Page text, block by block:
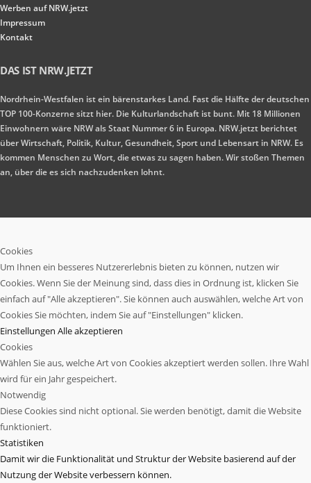
Werben auf NRW.jetzt
Impressum
Kontakt
DAS IST NRW.JETZT
Nordrhein-Westfalen ist ein bärenstarkes Land. Fast die Hälfte der deutschen
TOP 100-Konzerne sitzt hier. Die Kulturlandschaft ist bunt. Mit 18 Millionen
Einwohnern wäre NRW als Staat Nummer 6 in Europa. NRW.jetzt berichtet
über Wirtschaft, Politik, Kultur, Gesundheit, Sport und Lebensart in NRW. Es
kommen Menschen zu Wort, die etwas zu sagen haben. Wir stoßen Themen
an, über die es sich nachzudenken lohnt.
Cookies
Um Ihnen ein besseres Nutzererlebnis bieten zu können, nutzen wir
Cookies. Wenn Sie der Meinung sind, dass dies in Ordnung ist, klicken Sie
einfach auf "Alle akzeptieren". Sie können auch auswählen, welche Art von
Cookies Sie möchten, indem Sie auf "Einstellungen" klicken.
Einstellungen Alle akzeptieren
Cookies
Wählen Sie aus, welche Art von Cookies akzeptiert werden sollen. Ihre Wahl
wird für ein Jahr gespeichert.
Notwendig
Diese Cookies sind nicht optional. Sie werden benötigt, damit die Website
funktioniert.
Statistiken
Damit wir die Funktionalität und Struktur der Website basierend auf der
Nutzung der Website verbessern können.